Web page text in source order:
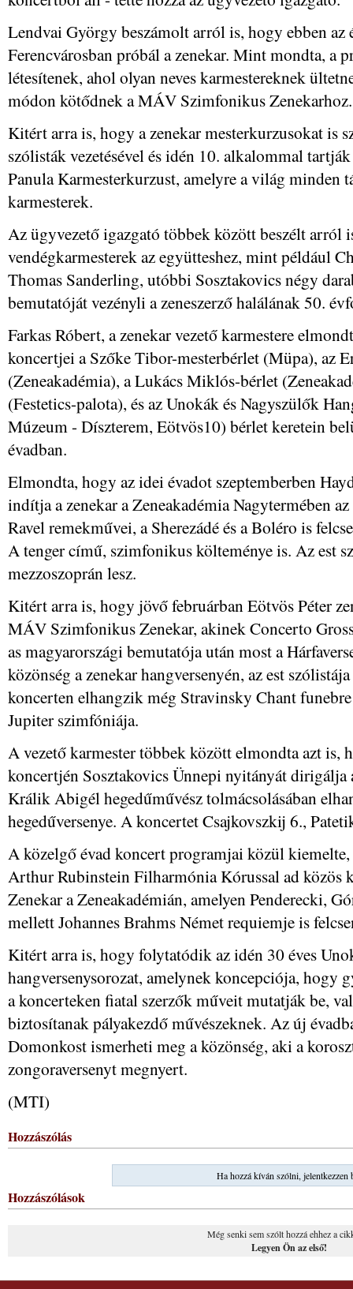
Lendvai György beszámolt arról is, hogy ebben az
Ferencvárosban próbál a zenekar. Mint mondta, a
létesítenek, ahol olyan neves karmestereknek
módon kötődnek a MÁV Szimfonikus Zenekarhoz.
Kitért arra is, hogy a zenekar mesterkurzusokat is
szólisták vezetésével és idén 10. alkalommal
Panula Karmesterkurzust, amelyre a világ minden
karmesterek.
Az ügyvezető igazgató többek között beszélt arról
vendégkarmesterek az együtteshez, mint például
Thomas Sanderling, utóbbi Sosztakovics négy
bemutatóját vezényli a zeneszerző halálának 50.
Farkas Róbert, a zenekar vezető karmestere
koncertjei a Szőke Tibor-mesterbérlet (Müpa), az
(Zeneakadémia), a Lukács Miklós-bérlet
(Festetics-palota), és az Unokák és Nagyszülők
Múzeum - Díszterem, Eötvös10) bérlet keretein
évadban.
Elmondta, hogy az idei évadot szeptemberben
indítja a zenekar a Zeneakadémia Nagytermében
Ravel remekművei, a Sherezádé és a Boléro is
A tenger című, szimfonikus költeménye is. Az est
mezzoszoprán lesz.
Kitért arra is, hogy jövő februárban Eötvös Péter
MÁV Szimfonikus Zenekar, akinek Concerto
as magyarországi bemutatója után most a
közönség a zenekar hangversenyén, az est
koncerten elhangzik még Stravinsky Chant
Jupiter szimfóniája.
A vezető karmester többek között elmondta azt is,
koncertjén Sosztakovics Ünnepi nyitányát dirigálja
Králik Abigél hegedűművész tolmácsolásában
hegedűversenye. A koncertet Csajkovszkij 6.,
A közelgő évad koncert programjai közül
Arthur Rubinstein Filharmónia Kórussal ad közös
Zenekar a Zeneakadémián, amelyen Penderecki,
mellett Johannes Brahms Német requiemje is
Kitért arra is, hogy folytatódik az idén 30 éves
hangversenysorozat, amelynek koncepciója, hogy
a koncerteken fiatal szerzők műveit mutatják be,
biztosítanak pályakezdő művészeknek. Az új
Domonkost ismerheti meg a közönség, aki a
zongoraversenyt megnyert.
(MTI)
Hozzászólás
Ha hozzá kíván szólni, jelentkezzen
Hozzászólások
Még senki sem szólt hozzá ehhez a
Legyen Ön az első!